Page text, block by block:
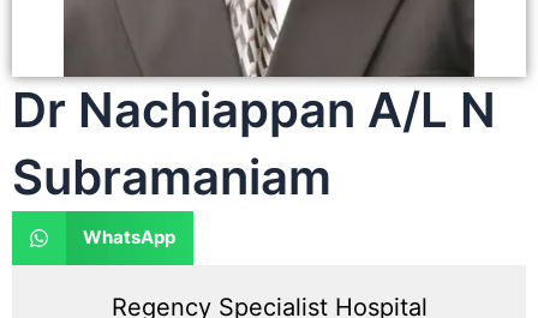
Dr Nachiappan A/L N
Subramaniam
WhatsApp
Regency Specialist Hospital